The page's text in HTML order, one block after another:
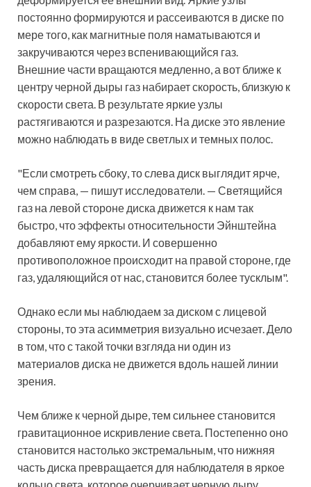
постоянно формируются и рассеиваются в диске по
мере того, как магнитные поля наматываются и
закручиваются через вспенивающийся газ.
Внешние части вращаются медленно, а вот ближе к
центру черной дыры газ набирает скорость, близкую к
скорости света. В результате яркие узлы
растягиваются и разрезаются. На диске это явление
можно наблюдать в виде светлых и темных полос.
"Если смотреть сбоку, то слева диск выглядит ярче,
чем справа, — пишут исследователи. — Светящийся
газ на левой стороне диска движется к нам так
быстро, что эффекты относительности Эйнштейна
добавляют ему яркости. И совершенно
противоположное происходит на правой стороне, где
газ, удаляющийся от нас, становится более тусклым".
Однако если мы наблюдаем за диском с лицевой
стороны, то эта асимметрия визуально исчезает. Дело
в том, что с такой точки взгляда ни один из
материалов диска не движется вдоль нашей линии
зрения.
Чем ближе к черной дыре, тем сильнее становится
гравитационное искривление света. Постепенно оно
становится настолько экстремальным, что нижняя
часть диска превращается для наблюдателя в яркое